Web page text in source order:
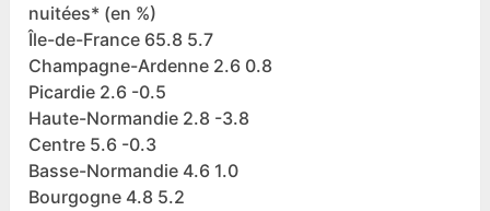
nuitées* (en %)
Île-de-France 65.8 5.7
Champagne-Ardenne 2.6 0.8
Picardie 2.6 -0.5
Haute-Normandie 2.8 -3.8
Centre 5.6 -0.3
Basse-Normandie 4.6 1.0
Bourgogne 4.8 5.2